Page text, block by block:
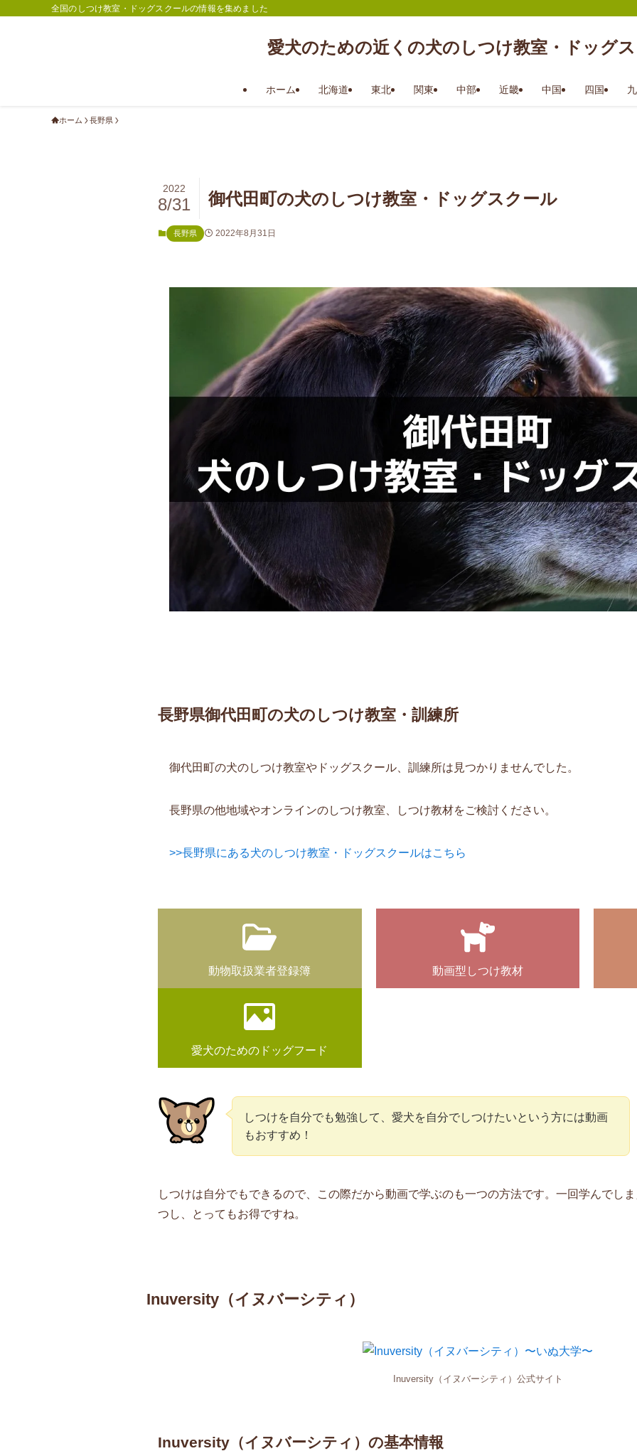
全国のしつけ教室・ドッグスクールの情報を集めました
愛犬のための近くの犬のしつけ教室・ドッグ
ホーム 北海道 東北 関東 中部 近畿 中国 四国
ホーム 長野県
御代田町の犬のしつけ教室・ドッグスクール
2022
8/31
長野県 2022年8月31日
長野県御代田町の犬のしつけ教室・訓練所
御代田町の犬のしつけ教室やドッグスクール、訓練所は見つかりませんでした。
長野県の他地域やオンラインのしつけ教室、しつけ教材をご検討ください。
>>長野県にある犬のしつけ教室・ドッグスクールはこちら
動物取扱業者登録簿 動画型しつけ教材
愛犬のためのドッグフード
しつけを自分でも勉強して、愛犬を自分でしつけたいという方には動画
もおすすめ！
しつけは自分でもできるので、この際だから動画で学ぶのも一つの方法です。一回学んでし
つし、とってもお得ですね。
Inuversity（イヌバーシティ）
Inuversity（イヌバーシティ）公式サイト
Inuversity（イヌバーシティ）の基本情報